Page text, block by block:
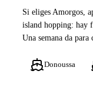
Si eliges Amorgos,
island hopping: hay
Una semana da para
Donoussa